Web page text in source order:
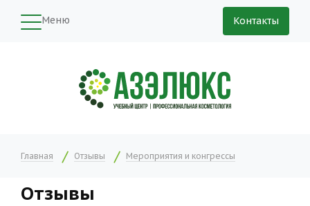
Меню Контакты
Главная Отзывы Мероприятия и конгрессы
Отзывы